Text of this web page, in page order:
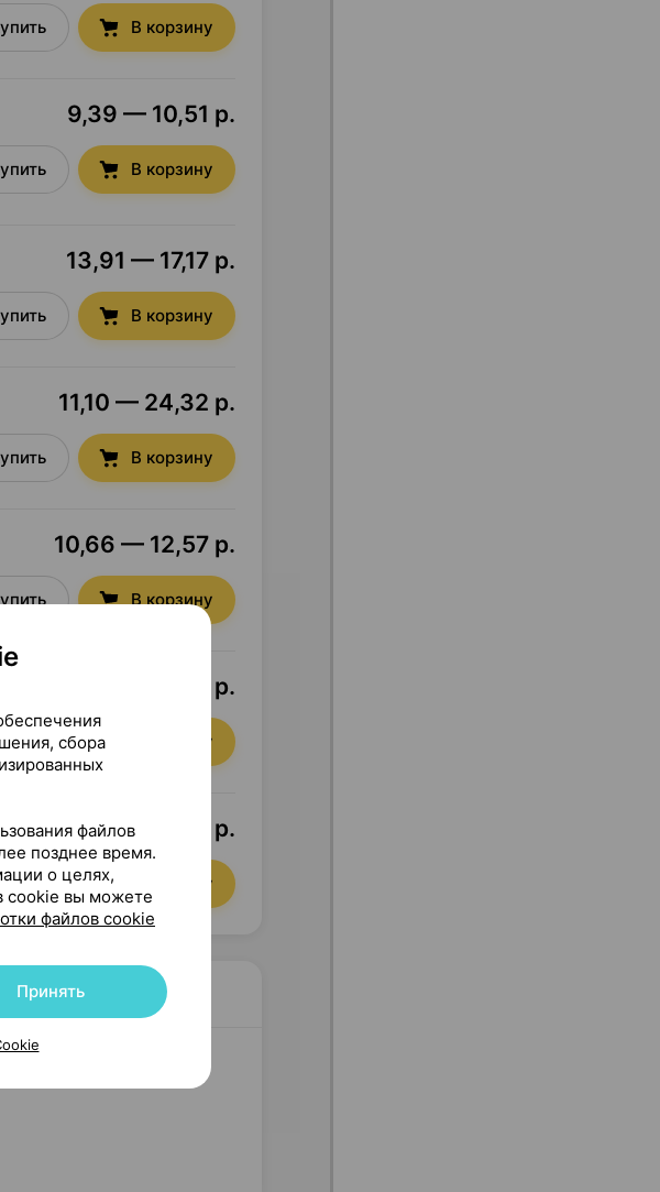
В корзину
9,39 — 10,51 р.
В корзину
13,91 — 17,17 р.
В корзину
11,10 — 24,32 р.
В корзину
10,66 — 12,57 р.
В корзину
6,70 — 8,09 р.
В корзину
7,16 — 12,31 р.
В корзину
Германия
сбора
файлов
позднее время.
о целях,
cookie вы можете
файлов cookie
Принять